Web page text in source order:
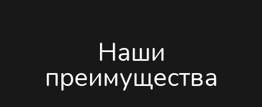
Наши
преимущества